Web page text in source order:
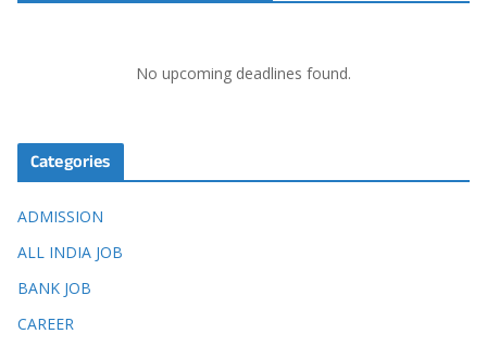
No upcoming deadlines found.
Categories
ADMISSION
ALL INDIA JOB
BANK JOB
CAREER